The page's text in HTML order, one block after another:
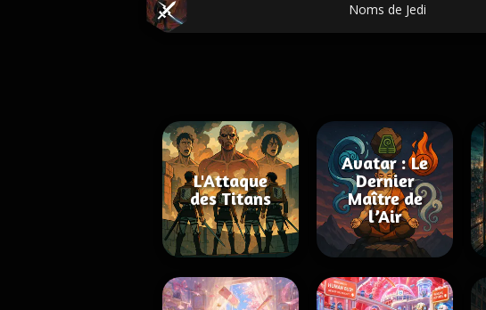
Noms de Jedi
L'Attaque
des Titans
Avatar : Le
Dernier
Maître de
l’Air